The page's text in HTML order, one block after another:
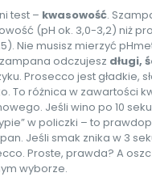
test – kwasowość.
(pH ok. 3,0-3,2) niż
Nie musisz mierzyć
odczujesz długi,
Prosecco jest gładkie,
To różnica w zawartości
Jeśli wino po 10
w policzki – to
Jeśli smak znika w 3
Proste, prawda? A
wyborze.